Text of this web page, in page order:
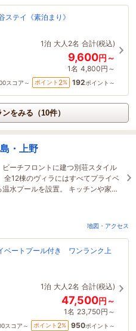
ステイ《素泊まり》
1泊 大人2名 合計(税込)
9,600円～
1名 4,800円～
スコア～ ポイント 2% 192ポイント～
をみる（10件）
・上野
ーチフロントに建つ別荘スタイル
全12棟のヴィラにはすべてプライベ
温水プールを設置。 キッチンや家
ており、ロングステイにもご利用
地図・アクセス
ベートプール付き ワンランク上
1泊 大人2名 合計(税込)
47,500円～
1名 23,750円～
スコア～ ポイント 2% 950ポイント～